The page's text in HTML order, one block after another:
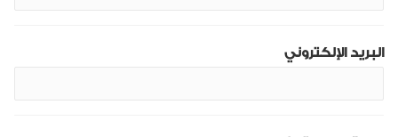
البريد الإلكتروني